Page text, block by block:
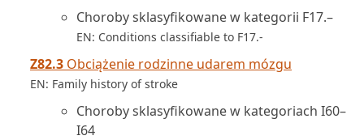
Choroby sklasyfikowane w kategorii F17.–
EN: Conditions classifiable to F17.-
Z82.3 Obciążenie rodzinne udarem mózgu
EN: Family history of stroke
Choroby sklasyfikowane w kategoriach I60–
I64